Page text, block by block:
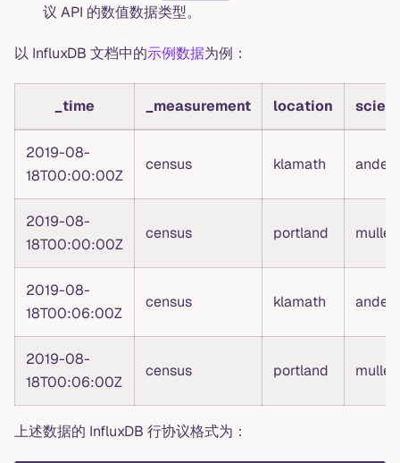
议 API 的数值数据类型。
以 InfluxDB 文档中的示例数据为例：
_time _measurement location
2019-08-
18T00:00:00Z
census klamath
2019-08-
18T00:00:00Z
census portland mullen
2019-08-
18T00:06:00Z
census klamath
2019-08-
18T00:06:00Z
census portland mullen
上述数据的 InfluxDB 行协议格式为：